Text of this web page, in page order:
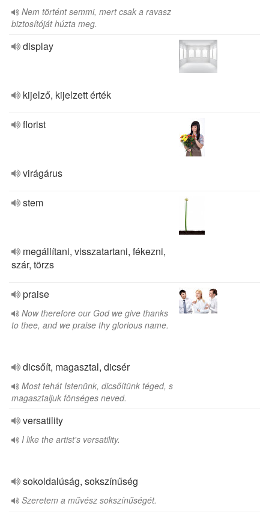
Nem történt semmi, mert csak a ravasz
biztosítóját húzta meg.
display
kijelző, kijelzett érték
florist
virágárus
stem
megállítani, visszatartani, fékezni,
szár, törzs
praise
Now therefore our God we give thanks
to thee, and we praise thy glorious name.
dicsőít, magasztal, dicsér
Most tehát Istenünk, dicsőítünk téged, s
magasztaljuk fönséges neved.
versatility
I like the artist's versatility.
sokoldalúság, sokszínűség
Szeretem a művész sokszínűségét.